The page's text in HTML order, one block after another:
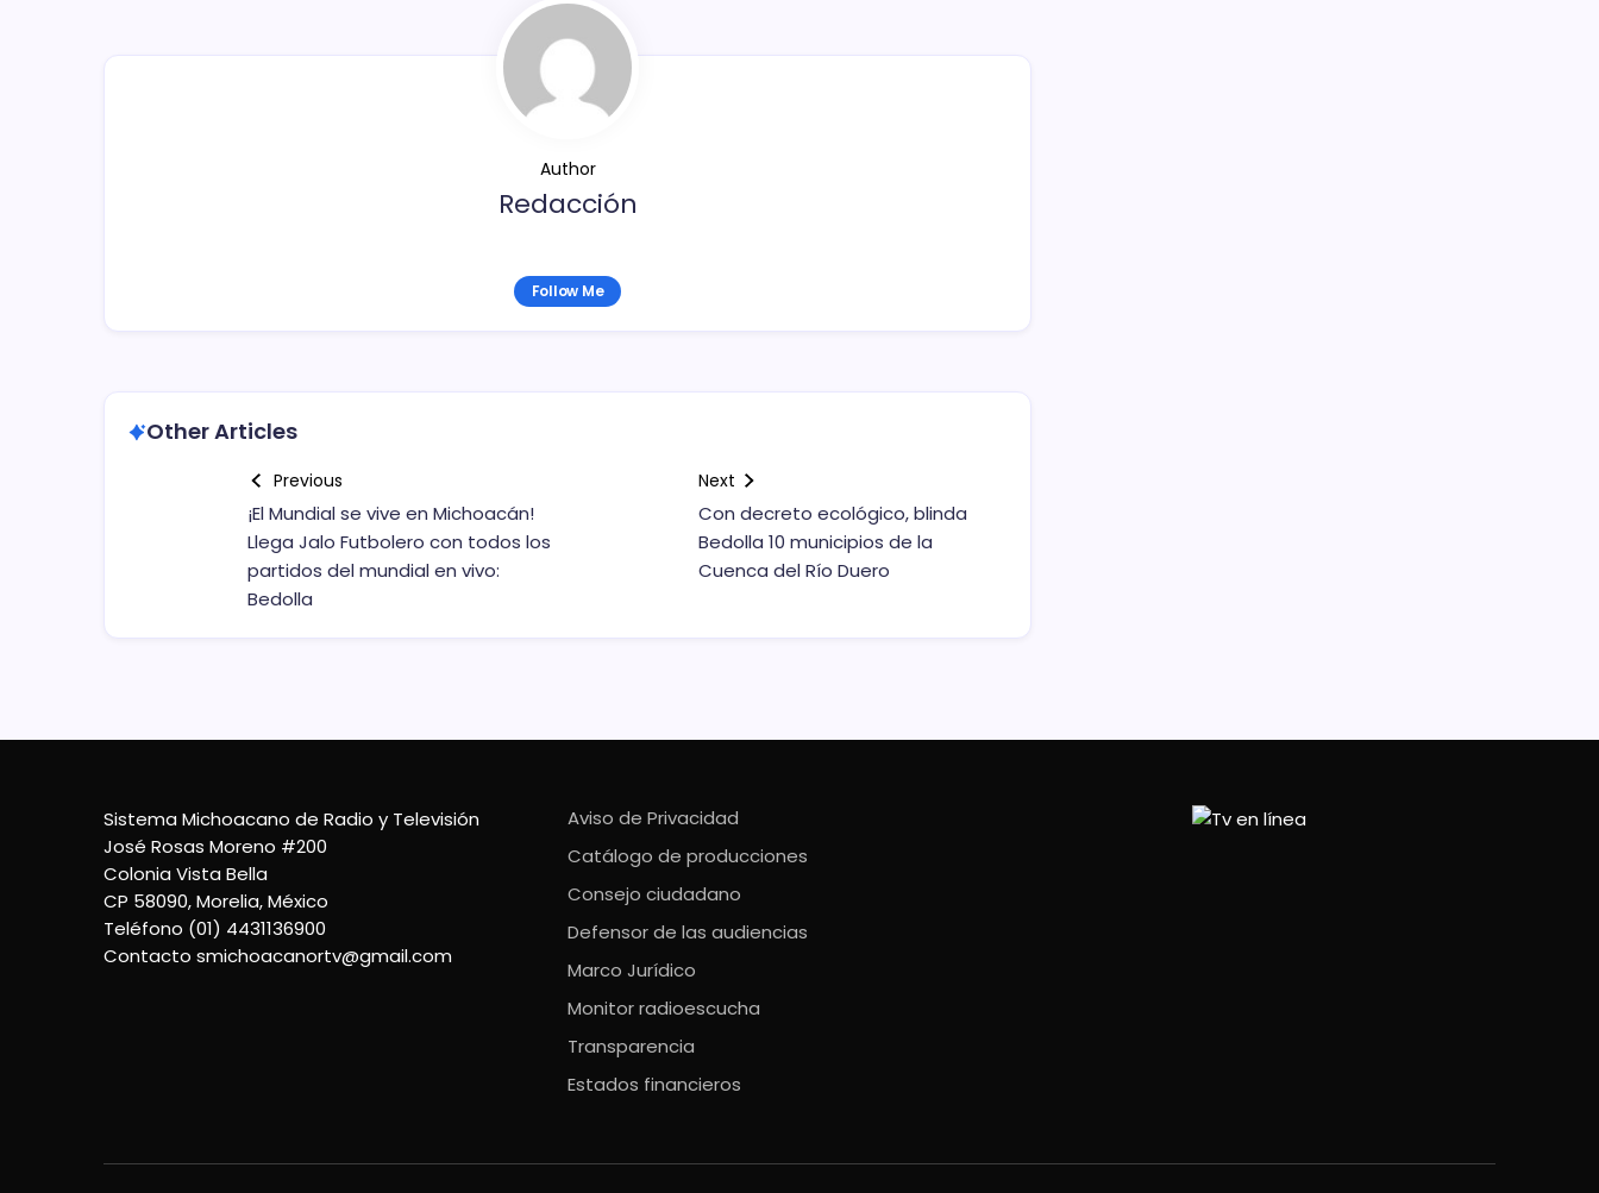
Author
Redacción
Follow Me
Other Articles
Previous
¡El Mundial se vive en Michoacán!
Llega Jalo Futbolero con todos los
partidos del mundial en vivo:
Bedolla
Next
Con decreto ecológico, blinda
Bedolla 10 municipios de la
Cuenca del Río Duero
Sistema Michoacano de Radio y Televisión
José Rosas Moreno #200
Colonia Vista Bella
CP 58090, Morelia, México
Teléfono (01) 4431136900
Contacto smichoacanortv@gmail.com
Aviso de Privacidad
Catálogo de producciones
Consejo ciudadano
Defensor de las audiencias
Marco Jurídico
Monitor radioescucha
Transparencia
Estados financieros